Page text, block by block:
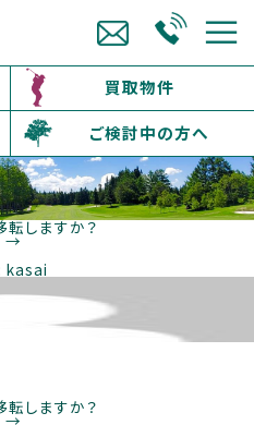
買取物件
ご検討中の方へ
しますか？
→
kasai
しますか？